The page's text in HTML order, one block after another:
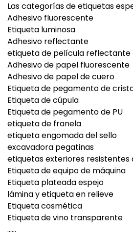
Las categorías de etiquetas
Adhesivo fluorescente
Etiqueta luminosa
Adhesivo reflectante
etiqueta de película reflectante
Adhesivo de papel fluorescente
Adhesivo de papel de cuero
Etiqueta de pegamento de
Etiqueta de cúpula
Etiqueta de pegamento de PU
etiqueta de franela
etiqueta engomada del sello
excavadora pegatinas
etiquetas exteriores resistentes
Etiqueta de equipo de máquina
Etiqueta plateada espejo
lámina y etiqueta en relieve
Etiqueta cosmética
Etiqueta de vino transparente
......